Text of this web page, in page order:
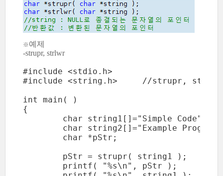
※예제
-strupr, strlwr
#include <stdio.h>
#include <string.h>	//strupr, strlwr
int main( )
{